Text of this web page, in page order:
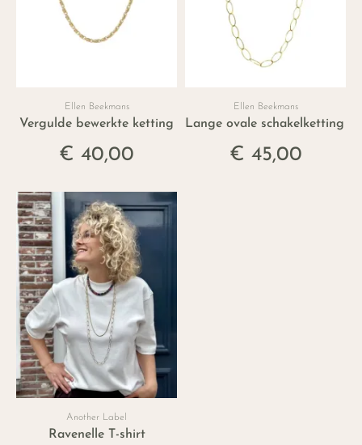
Ellen Beekmans
Vergulde bewerkte ketting
€ 40,00
Ellen Beekmans
Lange ovale schakelketting
€ 45,00
Another Label
Ravenelle T-shirt